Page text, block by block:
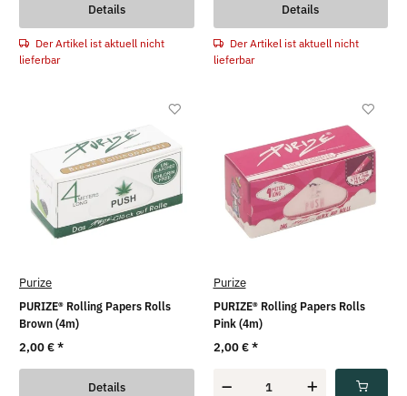
Details
Der Artikel ist aktuell nicht
lieferbar
Details
Der Artikel ist aktuell nicht
lieferbar
Purize
PURIZE® Rolling Papers Rolls
Brown (4m)
2,00 €*
Details
Purize
PURIZE® Rolling Papers Rolls
Pink (4m)
2,00 €*